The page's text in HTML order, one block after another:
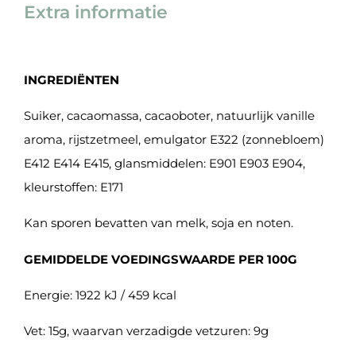
Extra informatie
INGREDIËNTEN
Suiker, cacaomassa, cacaoboter, natuurlijk vanille
aroma, rijstzetmeel, emulgator E322 (zonnebloem)
E412 E414 E415, glansmiddelen: E901 E903 E904,
kleurstoffen: E171
Kan sporen bevatten van melk, soja en noten.
GEMIDDELDE VOEDINGSWAARDE PER 100G
Energie: 1922 kJ / 459 kcal
Vet: 15g, waarvan verzadigde vetzuren: 9g